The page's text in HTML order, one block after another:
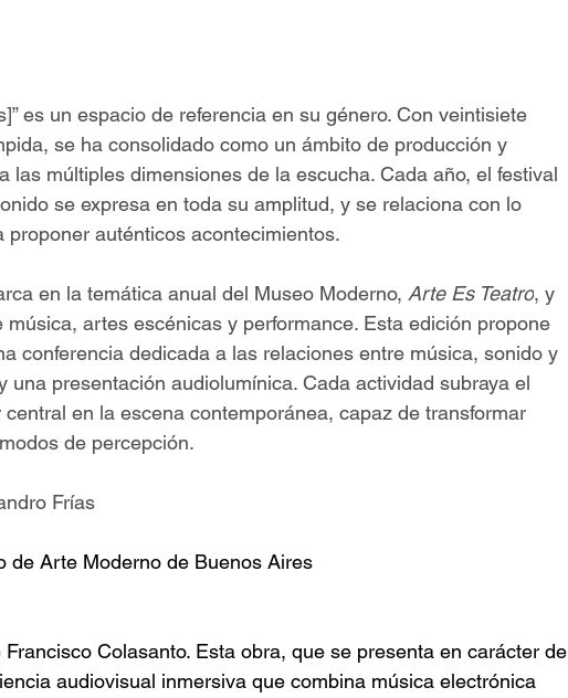
es un espacio de referencia en su género. Con veintisiete
se ha consolidado como un ámbito de producción y
las múltiples dimensiones de la escucha. Cada año, el festival
se expresa en toda su amplitud, y se relaciona con lo
proponer auténticos acontecimientos.
en la temática anual del Museo Moderno, Arte Es Teatro, y
artes escénicas y performance. Esta edición propone
conferencia dedicada a las relaciones entre música, sonido y
una presentación audiolumínica. Cada actividad subraya el
en la escena contemporánea, capaz de transformar
de percepción.
Frías
de Arte Moderno de Buenos Aires
Colasanto. Esta obra, que se presenta en carácter de
audiovisual inmersiva que combina música electrónica